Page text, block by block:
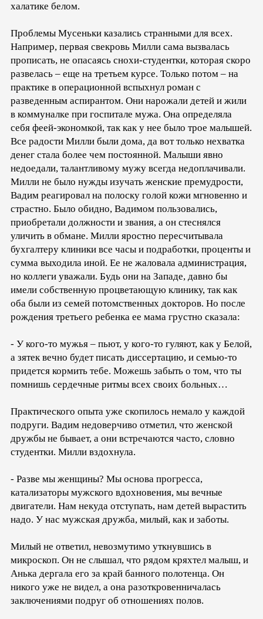
халатике белом.
Проблемы Мусеньки казались странными для всех.
Например, первая свекровь Милли сама вызвалась
прописать, не опасаясь снохи-студентки, которая скоро
развелась – еще на третьем курсе. Только потом – на
практике в операционной вспыхнул роман с
разведенным аспирантом. Они нарожали детей и жили
в коммуналке при госпитале мужа. Она определяла
себя феей-экономкой, так как у нее было трое малышей.
Все радости Милли были дома, да вот только нехватка
денег стала более чем постоянной. Малыши явно
недоедали, талантливому мужу всегда недоплачивали.
Милли не было нужды изучать женские премудрости,
Вадим реагировал на полоску голой кожи мгновенно и
страстно. Было обидно, Вадимом пользовались,
приобретали должности и звания, а он стеснялся
уличить в обмане. Милли яростно пересчитывала
бухгалтеру клиники все часы и подработки, проценты и
сумма выходила иной. Ее не жаловала администрация,
но коллеги уважали. Будь они на Западе, давно бы
имели собственную процветающую клинику, так как
оба были из семей потомственных докторов. Но после
рождения третьего ребенка ее мама грустно сказала:
- У кого-то мужья – пьют, у кого-то гуляют, как у Белой,
а зятек вечно будет писать диссертацию, и семью-то
придется кормить тебе. Можешь забыть о том, что ты
помнишь сердечные ритмы всех своих больных…
Практического опыта уже скопилось немало у каждой
подруги. Вадим недоверчиво отметил, что женской
дружбы не бывает, а они встречаются часто, словно
студентки. Милли вздохнула.
- Разве мы женщины? Мы основа прогресса,
катализаторы мужского вдохновения, мы вечные
двигатели. Нам некуда отступать, нам детей вырастить
надо. У нас мужская дружба, милый, как и заботы.
Милый не ответил, невозмутимо уткнувшись в
микроскоп. Он не слышал, что рядом кряхтел малыш, и
Анька дергала его за край банного полотенца. Он
никого уже не видел, а она разоткровенничалась
заключениями подруг об отношениях полов.